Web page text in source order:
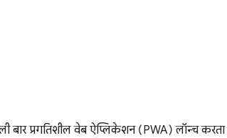
बार प्रगतिशील वेब ऐप्लिकेशन (PWA) लॉन्च करता